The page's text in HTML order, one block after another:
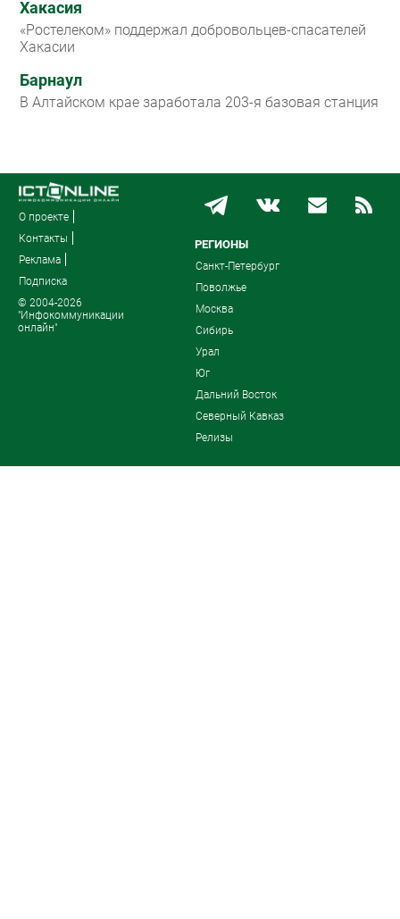
Хакасия
«Ростелеком» поддержал добровольцев-спасателей
Хакасии
Барнаул
В Алтайском крае заработала 203-я базовая станция
О проекте
Контакты
Реклама
Подписка
© 2004-2026
"Инфокоммуникации
онлайн"
РЕГИОНЫ
Санкт-Петербург
Поволжье
Москва
Сибирь
Урал
Юг
Дальний Восток
Северный Кавказ
Релизы